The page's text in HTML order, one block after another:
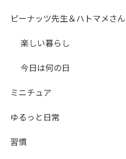
ピーナッツ先生＆ハトマメさん
楽しい暮らし
今日は何の日
ミニチュア
ゆるっと日常
習慣